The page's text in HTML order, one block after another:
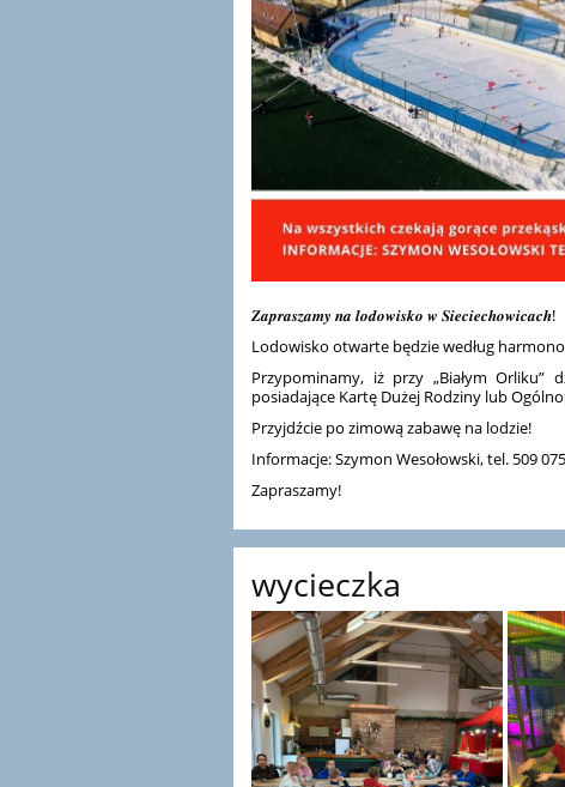
𝒁𝒂𝒑𝒓𝒂𝒔𝒛𝒂𝒎𝒚 𝒏𝒂 𝒍𝒐𝒅𝒐𝒘𝒊𝒔𝒌𝒐 𝒘 𝑺𝒊𝒆𝒄𝒊𝒆𝒄𝒉𝒐𝒘𝒊𝒄𝒂𝒄𝒉!
Lodowisko otwarte będzie według
Przypominamy, iż przy „Białym Orliku”
posiadające Kartę Dużej Rodziny lub
Przyjdźcie po zimową zabawę na lodzie!
Informacje: Szymon Wesołowski, tel. 509
Zapraszamy!
wycieczka